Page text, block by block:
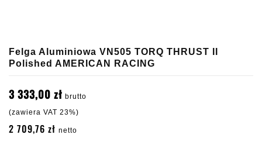
Felga Aluminiowa VN505 TORQ THRUST II
Polished AMERICAN RACING
3 333,00 zł brutto
(zawiera VAT 23%)
2 709,76 zł netto